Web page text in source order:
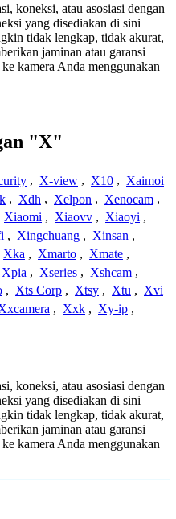
koneksi, atau asosiasi dengan
yang disediakan di sini
tidak lengkap, tidak akurat,
jaminan atau garansi
kamera Anda menggunakan
"X"
, X-view , X10 , Xaimoi
, Xdh , Xelpon , Xenocam ,
Xiaomi , Xiaovv , Xiaoyi ,
, Xingchuang , Xinsan ,
Xka , Xmarto , Xmate ,
Xpia , Xseries , Xshcam ,
, Xts Corp , Xtsy , Xtu , Xvi
, Xxk , Xy-ip ,
koneksi, atau asosiasi dengan
yang disediakan di sini
tidak lengkap, tidak akurat,
jaminan atau garansi
kamera Anda menggunakan